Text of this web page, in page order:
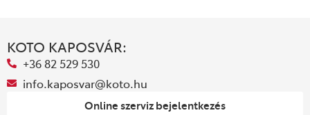
KOTO KAPOSVÁR:
+36 82 529 530
info.kaposvar@koto.hu
Online szerviz bejelentkezés